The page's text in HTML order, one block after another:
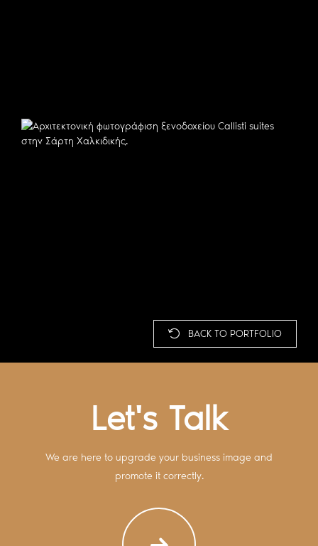
BACK TO PORTFOLIO
Let's Talk
We are here to upgrade your business image and
promote it correctly.